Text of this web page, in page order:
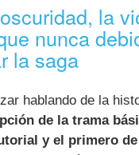
la
nunca
la saga
hablando de la
de la trama
y el primero